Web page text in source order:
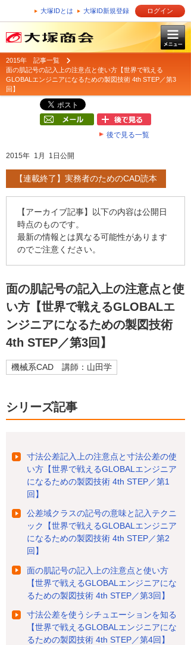
大塚IDとは 大塚ID新規登録 ログイン
2015年 記事一覧
面の肌記号の記入上の注意点と使い方【世界で戦える
GLOBALエンジニアになるための製図技術 4th STEP／第3
回】
後で見る一覧
2015年 1月 1日公開
【連載終了】実務者のためのCAD読本
【アーカイブ記事】以下の内容は公開日
時点のものです。
最新の情報とは異なる可能性があります
のでご注意ください。
面の肌記号の記入上の注意点と使
い方【世界で戦えるGLOBALエ
ンジニアになるための製図技術
4th STEP／第3回】
機械系CAD 講師：山田学
シリーズ記事
寸法公差記入上の注意点と寸法公差の使
い方【世界で戦えるGLOBALエンジニア
になるための製図技術 4th STEP／第1
回】
公差域クラスの記号の意味と記入テクニ
ック【世界で戦えるGLOBALエンジニア
になるための製図技術 4th STEP／第2
回】
面の肌記号の記入上の注意点と使い方
【世界で戦えるGLOBALエンジニアにな
るための製図技術 4th STEP／第3回】
寸法公差を使うシチュエーションを知る
【世界で戦えるGLOBALエンジニアにな
るための製図技術 4th STEP／第4回】